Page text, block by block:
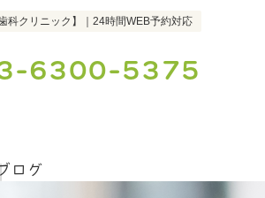
科クリニック】｜24時間WEB予約対応
6300-5375
ログ